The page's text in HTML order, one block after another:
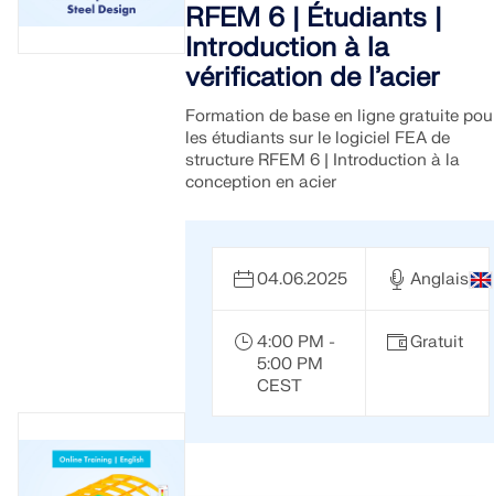
RFEM 6 | Étudiants |
Introduction à la
vérification de l’acier
Formation de base en ligne gratuite
les étudiants sur le logiciel FEA de
structure RFEM 6 | Introduction à la
conception en acier
04.06.2025 Anglais
4:00 PM -
5:00 PM
CEST
Gratuit